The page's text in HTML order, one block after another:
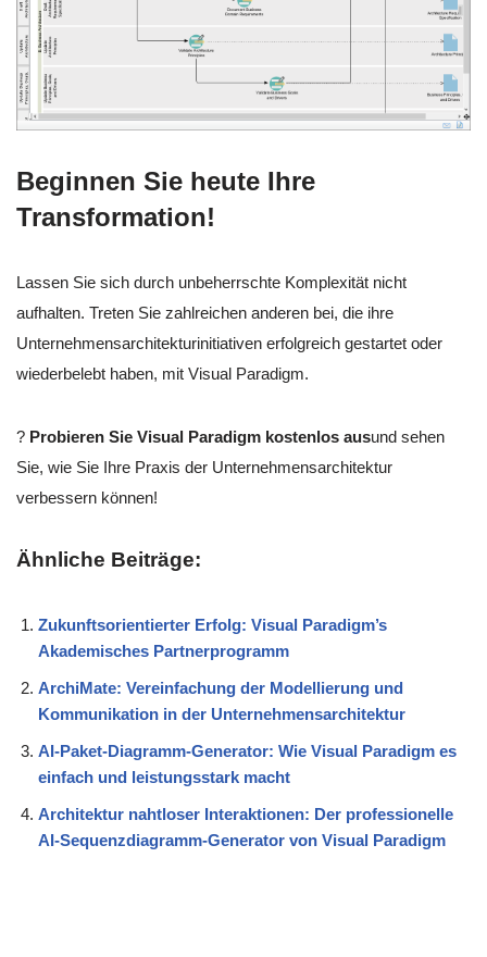
Beginnen Sie heute Ihre
Transformation!
Lassen Sie sich durch unbeherrschte Komplexität nicht
aufhalten. Treten Sie zahlreichen anderen bei, die ihre
Unternehmensarchitekturinitiativen erfolgreich gestartet oder
wiederbelebt haben, mit Visual Paradigm.
? Probieren Sie Visual Paradigm kostenlos ausund sehen
Sie, wie Sie Ihre Praxis der Unternehmensarchitektur
verbessern können!
Ähnliche Beiträge:
Zukunftsorientierter Erfolg: Visual Paradigm’s
Akademisches Partnerprogramm
ArchiMate: Vereinfachung der Modellierung und
Kommunikation in der Unternehmensarchitektur
AI-Paket-Diagramm-Generator: Wie Visual Paradigm es
einfach und leistungsstark macht
Architektur nahtloser Interaktionen: Der professionelle
AI-Sequenzdiagramm-Generator von Visual Paradigm